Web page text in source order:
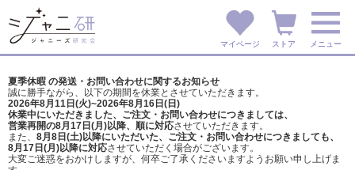
マイページ ストア メニュー
夏季休暇 の発送・お問い合わせに関するお知らせ
誠に勝手ながら、以下の期間を休業とさせていただきます。
2026年8月11日(火)~2026年8月16日(日)
休業中にいただきました、ご注文・お問い合わせにつきましては、
営業再開の8月17日(月)以降、順に対応させていただきます。
また、 8月8日(土)以降にいただいた、ご注文・ お問い合わせにつきましても、
8月17日(月)以降に対応させていただく場合がございます。
大変ご迷惑をおかけしますが、 何卒ご了承くださいますようお願い申し上げま